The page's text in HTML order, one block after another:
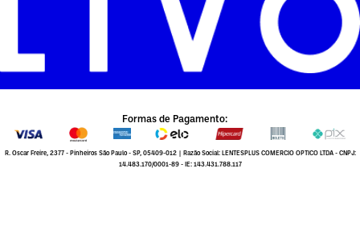
Formas de Pagamento:
R. Oscar Freire, 2377 - Pinheiros São Paulo - SP, 05409-012 | Razão Social: LENTESPLUS COMERCIO OPTICO LTDA - CNPJ:
14.483.170/0001-89 - IE: 143.431.788.117